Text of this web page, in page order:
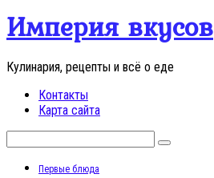
Перейти
контенту
Империя вкусов
Кулинария, рецепты и всё о еде
Контакты
Карта сайта
Первые блюда